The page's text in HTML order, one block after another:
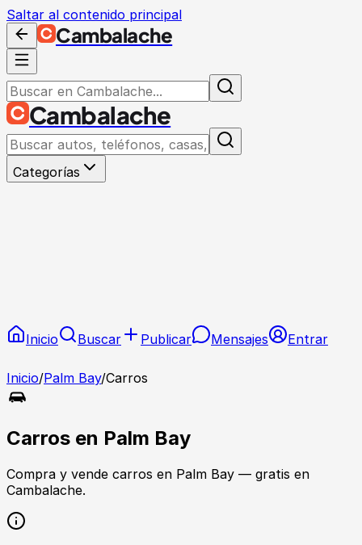
Saltar al contenido principal
Cambalache
Cambalache
Categorías
Inicio Buscar Publicar Mensajes Entrar
Inicio/Palm Bay/Carros
Carros en Palm Bay
Compra y vende carros en Palm Bay — gratis en
Cambalache.